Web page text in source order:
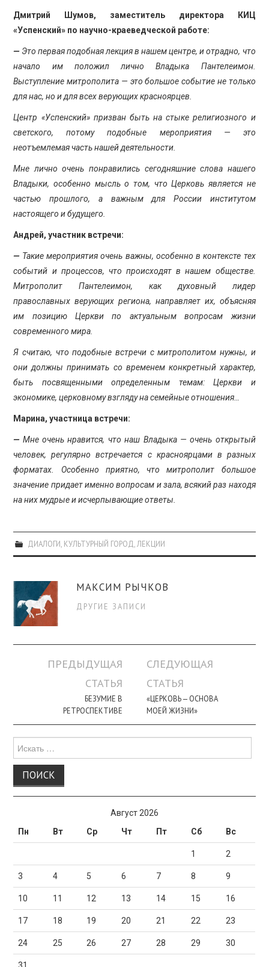
Дмитрий Шумов, заместитель директора КИЦ
«Успенский» по научно-краеведческой работе:
— Это первая подобная лекция в нашем центре, и отрадно, что
начало им положил лично Владыка Пантелеимон.
Выступление митрополита — это большое событие не только
для нас, но и для всех верующих красноярцев.
Центр «Успенский» призван быть на стыке религиозного и
светского, потому подобные мероприятия — это
неотъемлемая часть нашей деятельности.
Мне лично очень понравились сегодняшние слова нашего
Владыки, особенно мысль о том, что Церковь является не
частью прошлого, а важным для России институтом
настоящего и будущего.
Андрей, участник встречи:
— Такие мероприятия очень важны, особенно в контексте тех
событий и процессов, что происходят в нашем обществе.
Митрополит Пантелеимон, как духовный лидер
православных верующих региона, направляет их, объясняя
им позицию Церкви по актуальным вопросам жизни
современного мира.
Я считаю, что подобные встречи с митрополитом нужны, и
они должны принимать со временем конкретный характер,
быть посвященными определенным темам: Церкви и
экономике, церковному взгляду на семейные отношения…
Марина, участница встречи:
— Мне очень нравится, что наш Владыка — очень открытый
человек, регулярно встречается с красноярцами в разных
форматах. Особенно приятно, что митрополит большое
значение придает именно вопросам и зала, всякий раз находя
на них мудрые и исчерпывающие ответы.
ДИАЛОГИ, КУЛЬТУРНЫЙ ГОРОД,ЛЕКЦИИ
МАКСИМ РЫЧКОВ
ДРУГИЕ ЗАПИСИ
Навигация
ПРЕДЫДУЩАЯ
СТАТЬЯ
БЕЗУМИЕ В
РЕТРОСПЕКТИВЕ
СЛЕДУЮЩАЯ
СТАТЬЯ
«ЦЕРКОВЬ — ОСНОВА
МОЕЙ ЖИЗНИ»
для:
Август 2026
Пн
Вт Ср Чт Пт Сб Вс
1 2
3 4 5 6 7 8 9
10 11 12 13 14 15 16
17 18 19 20 21 22 23
24 25 26 27 28 29 30